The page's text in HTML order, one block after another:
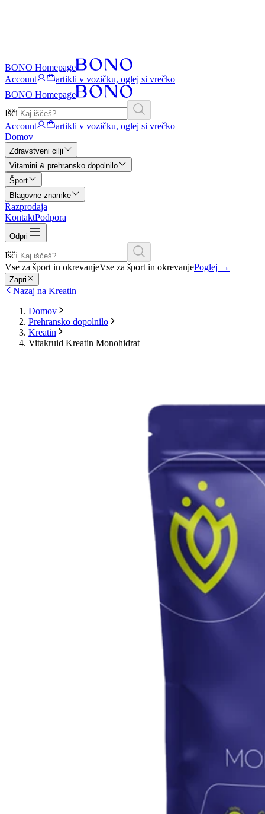
BONO Homepage
Account
artikli v vozičku, oglej si vrečko
BONO Homepage
Išči
Account
artikli v vozičku, oglej si vrečko
Domov
Zdravstveni cilji
Vitamini & prehransko dopolnilo
Šport
Blagovne znamke
Razprodaja
KontaktPodpora
Odpri
Išči
Vse za šport in okrevanjeVse za šport in okrevanjePoglej →
Zapri
Nazaj na Kreatin
Domov
Prehransko dopolnilo
Kreatin
Vitakruid Kreatin Monohidrat